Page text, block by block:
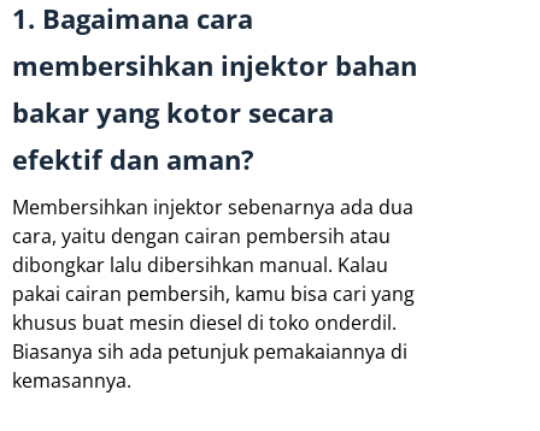
1. Bagaimana cara
membersihkan injektor bahan
bakar yang kotor secara
efektif dan aman?
Membersihkan injektor sebenarnya ada dua
cara, yaitu dengan cairan pembersih atau
dibongkar lalu dibersihkan manual. Kalau
pakai cairan pembersih, kamu bisa cari yang
khusus buat mesin diesel di toko onderdil.
Biasanya sih ada petunjuk pemakaiannya di
kemasannya.